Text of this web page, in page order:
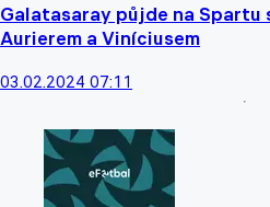
Galatasaray půjde na Spartu
Aurierem a Viníciusem
03.02.2024 07:11